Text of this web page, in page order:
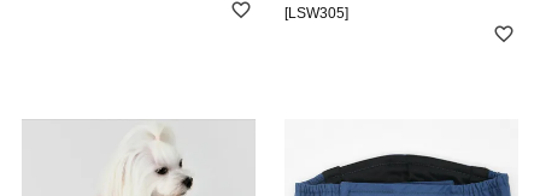
[LSW305]